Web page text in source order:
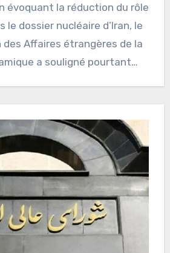
évoquant la réduction du rôle
le dossier nucléaire d’Iran, le
Affaires étrangères de la
a souligné pourtant…